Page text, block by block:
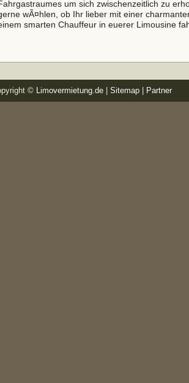
um sich zwischenzeitlich zu
wÃ¤hlen, ob Ihr lieber mit einer
smarten Chauffeur in euerer Limousine
© Limovermietung.de Sitemap Partner